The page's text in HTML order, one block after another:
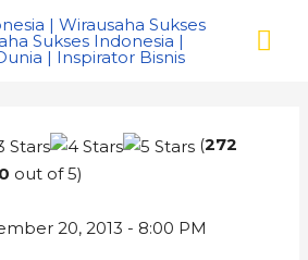
(272
out of 5)
20, 2013 - 8:00 PM